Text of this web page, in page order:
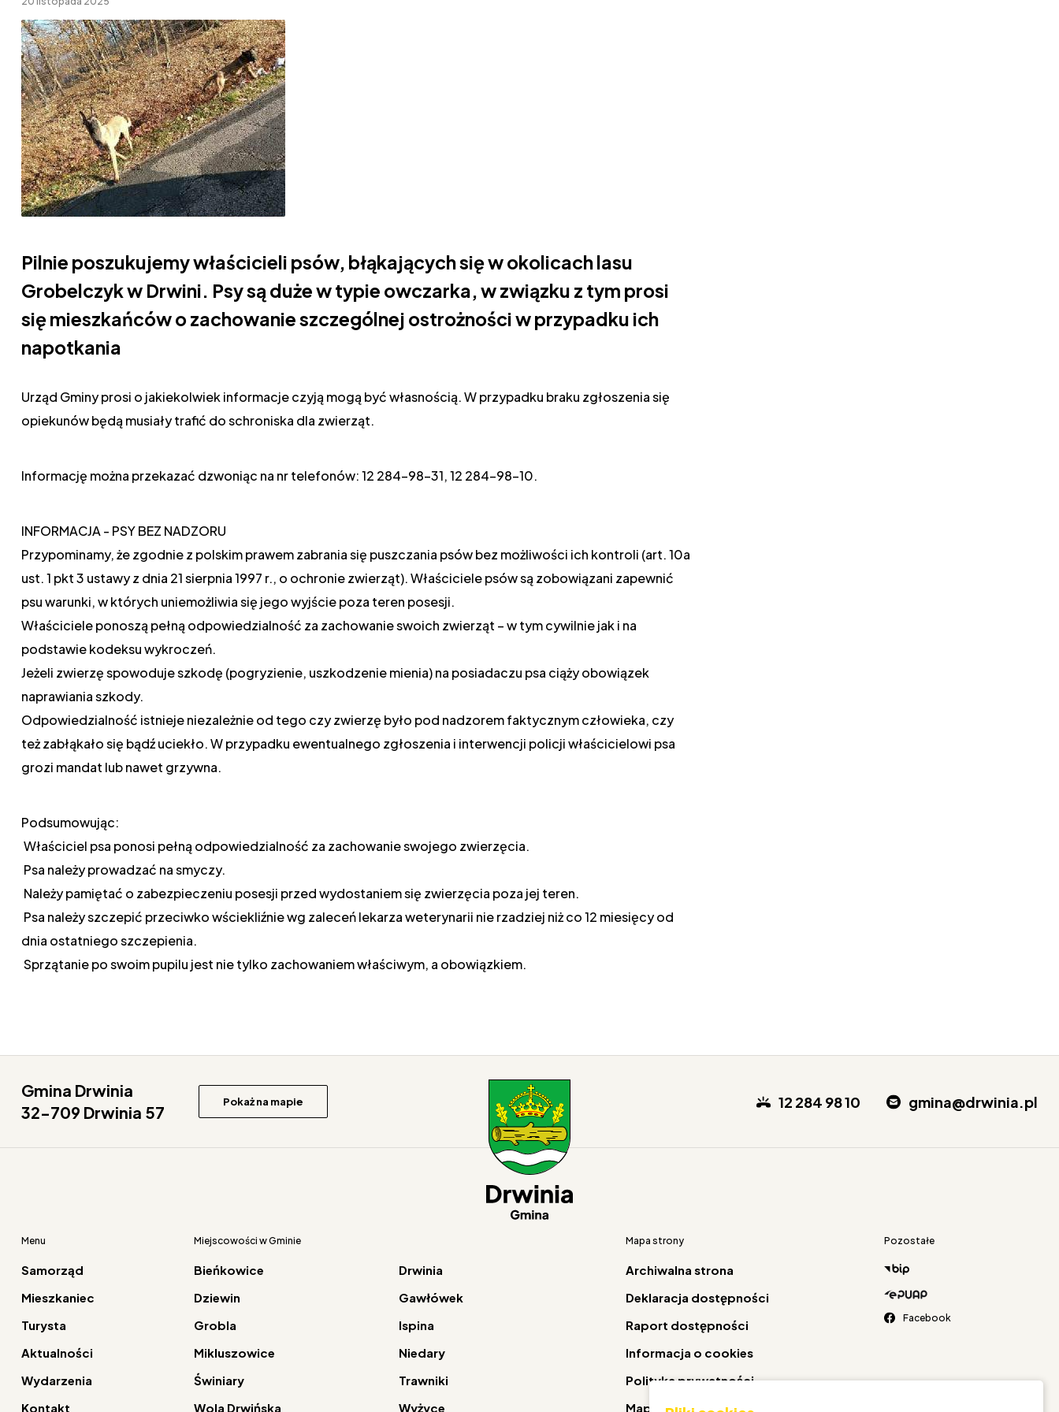
Pilnie poszukujemy właścicieli psów, błąkających się w okolicach lasu
Grobelczyk w Drwini. Psy są duże w typie owczarka, w związku z tym prosi
się mieszkańców o zachowanie szczególnej ostrożności w przypadku ich
napotkania
Urząd Gminy prosi o jakiekolwiek informacje czyją mogą być własnością. W przypadku braku zgłoszenia się
opiekunów będą musiały trafić do schroniska dla zwierząt.
Informację można przekazać dzwoniąc na nr telefonów: 12 284-98-31, 12 284-98-10.
INFORMACJA - PSY BEZ NADZORU
Przypominamy, że zgodnie z polskim prawem zabrania się puszczania psów bez możliwości ich kontroli (art. 10a
ust. 1 pkt 3 ustawy z dnia 21 sierpnia 1997 r., o ochronie zwierząt). Właściciele psów są zobowiązani zapewnić
psu warunki, w których uniemożliwia się jego wyjście poza teren posesji.
Właściciele ponoszą pełną odpowiedzialność za zachowanie swoich zwierząt – w tym cywilnie jak i na
podstawie kodeksu wykroczeń.
Jeżeli zwierzę spowoduje szkodę (pogryzienie, uszkodzenie mienia) na posiadaczu psa ciąży obowiązek
naprawiania szkody.
Odpowiedzialność istnieje niezależnie od tego czy zwierzę było pod nadzorem faktycznym człowieka, czy
też zabłąkało się bądź uciekło. W przypadku ewentualnego zgłoszenia i interwencji policji właścicielowi psa
grozi mandat lub nawet grzywna.
Podsumowując:
Właściciel psa ponosi pełną odpowiedzialność za zachowanie swojego zwierzęcia.
Psa należy prowadzać na smyczy.
Należy pamiętać o zabezpieczeniu posesji przed wydostaniem się zwierzęcia poza jej teren.
Psa należy szczepić przeciwko wściekliźnie wg zaleceń lekarza weterynarii nie rzadziej niż co 12 miesięcy od
dnia ostatniego szczepienia.
Sprzątanie po swoim pupilu jest nie tylko zachowaniem właściwym, a obowiązkiem.
Gmina Drwinia
32-709 Drwinia 57
Pokaż na mapie 12 284 98 10 gmina@drwinia.pl
Menu
Samorząd
Mieszkaniec
Turysta
Aktualności
Wydarzenia
Kontakt
Miejscowości w Gminie
Bieńkowice
Drwinia
Dziewin
Gawłówek
Grobla
Ispina
Mikluszowice
Niedary
Świniary
Trawniki
Wola Drwińska
Wyżyce
Mapa strony
Archiwalna strona
Deklaracja dostępności
Raport dostępności
Informacja o cookies
Polityka prywatności
Mapa strony
Pozostałe
Facebook